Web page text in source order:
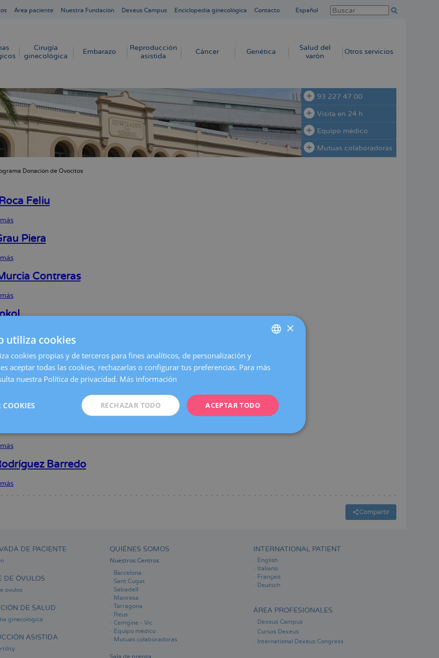
Área paciente Nuestra Fundación Dexeus Campus Enciclopedia ginecológica Contacto Español
Cirugía
ginecológica
Embarazo
Reproducción
asistida
Cáncer Genética
Salud del
varón
Otros servicios
93 227 47 00
Visita en 24 h
Equipo médico
Mutuas colaboradoras
Donación de Ovocitos
Feliu
Roca
Feliu
Piera
Grau
Piera
Contreras
Murcia
Piotr
Pares
sobre
Marta
sobre
Navarro
Clua
Obradó
Barredo
Compartir
DE PACIENTE
DE ÓVULOS
óvulos
DE SALUD
ginecológica
ASISTIDA
QUIÉNES SOMOS
Nuestros Centros
Barcelona
Sant Cugat
Sabadell
Manresa
Tarragona
Reus
Cemgine - Vic
Equipo médico
Mutuas colaboradoras
INTERNATIONAL PATIENT
English
Italiano
Français
Deutsch
ÁREA PROFESIONALES
Dexeus Campus
Cursos Dexeus
International Dexeus Congress
CATALÀ
FRENCH
×
utiliza cookies
cookies propias y de terceros para fines analíticos, de personalización y
aceptar todas las cookies, rechazarlas o configurar tus preferencias. Para más
nuestra Política de privacidad. Más información
ACEPTAR TODO
RECHAZAR TODO
COOKIES